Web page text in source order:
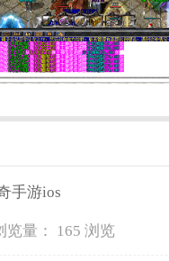
手游ios
览量： 165 浏览